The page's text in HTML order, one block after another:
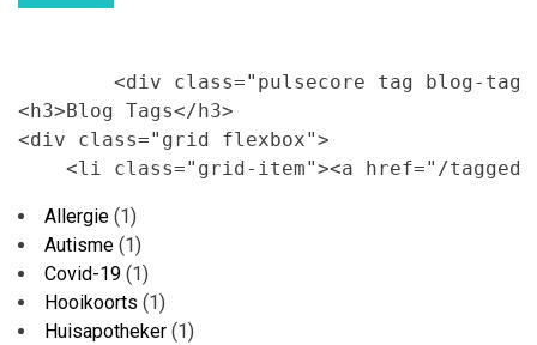
<div class="pulsecore tag blog-
<h3>Blog Tags</h3>
<div class="grid flexbox">
<li class="grid-item"><a href="/
Allergie (1)
Autisme (1)
Covid-19 (1)
Hooikoorts (1)
Huisapotheker (1)